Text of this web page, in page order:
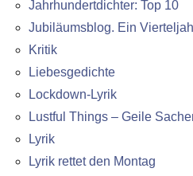
Jahrhundertdichter: Top 10
Jubiläumsblog. Ein
Kritik
Liebesgedichte
Lockdown-Lyrik
Lustful Things – Geile
Lyrik
Lyrik rettet den Montag